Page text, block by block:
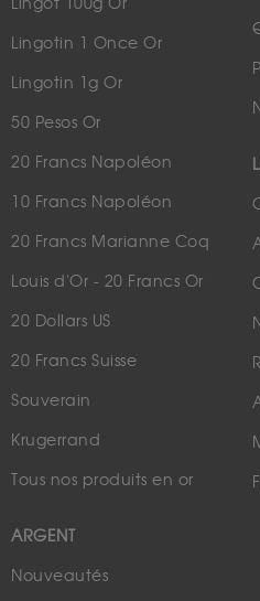
Lingot 100g Or
Lingotin 1 Once Or
Lingotin 1g Or
50 Pesos Or
20 Francs Napoléon
10 Francs Napoléon
20 Francs Marianne Coq
Louis d'Or - 20 Francs Or
20 Dollars US
20 Francs Suisse
Souverain
Krugerrand
Tous nos produits en or
ARGENT
Nouveautés